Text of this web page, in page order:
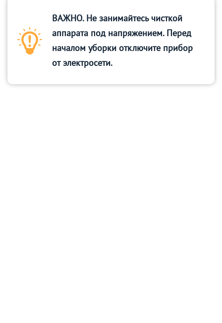
ВАЖНО. Не занимайтесь чисткой
аппарата под напряжением. Перед
началом уборки отключите прибор
от электросети.